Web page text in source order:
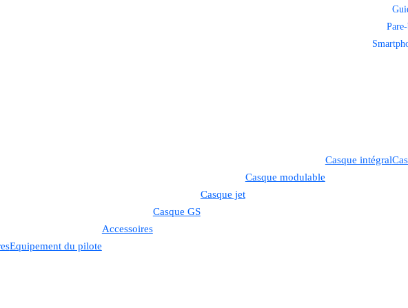
Casque intégral
Casque modulable
Casque jet
Casque GS
Accessoires
Equipement du pilote